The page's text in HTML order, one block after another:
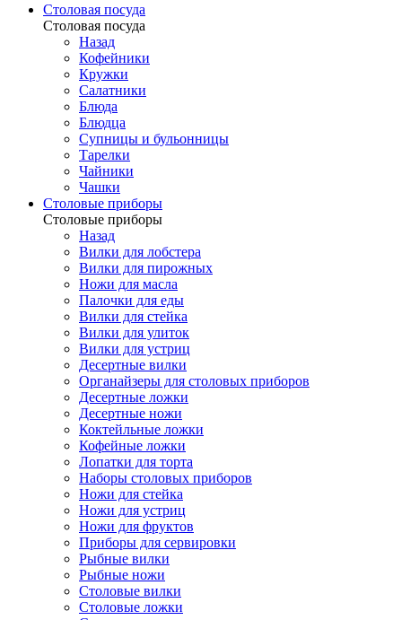
Столовая посуда
Столовая посуда
Назад
Кофейники
Кружки
Салатники
Блюда
Блюдца
Супницы и бульонницы
Тарелки
Чайники
Чашки
Cтоловые приборы
Cтоловые приборы
Назад
Вилки для лобстера
Вилки для пирожных
Ножи для масла
Палочки для еды
Вилки для стейка
Вилки для улиток
Вилки для устриц
Десертные вилки
Органайзеры для столовых приборов
Десертные ложки
Десертные ножи
Коктейльные ложки
Кофейные ложки
Лопатки для торта
Наборы столовых приборов
Ножи для стейка
Ножи для устриц
Ножи для фруктов
Приборы для сервировки
Рыбные вилки
Рыбные ножи
Столовые вилки
Столовые ложки